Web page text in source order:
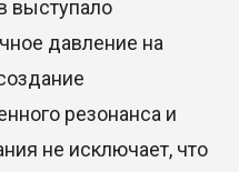
выступало
давление на
резонанса и
не исключает, что